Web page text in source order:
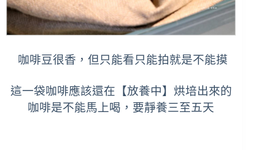
咖啡豆很香，但只能看只能拍就是不能摸
這一袋咖啡應該還在【放養中】烘培出來的
咖啡是不能馬上喝， 要靜養三至五天